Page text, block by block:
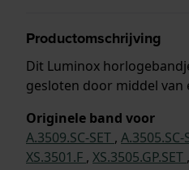
Productomschrijving
Dit Luminox
gesloten door middel van
Originele band voor
A.3509.SC-SET , A.3505.SC-
XS.3501.F , XS.3505.GP.SET ,